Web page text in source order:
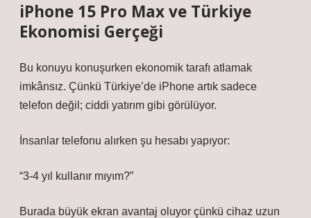
iPhone 15 Pro Max ve Türkiye
Ekonomisi Gerçeği
Bu konuyu konuşurken ekonomik tarafı atlamak
imkânsız. Çünkü Türkiye’de iPhone artık sadece
telefon değil; ciddi yatırım gibi görülüyor.
İnsanlar telefonu alırken şu hesabı yapıyor:
“3-4 yıl kullanır mıyım?”
Burada büyük ekran avantaj oluyor çünkü cihaz uzun